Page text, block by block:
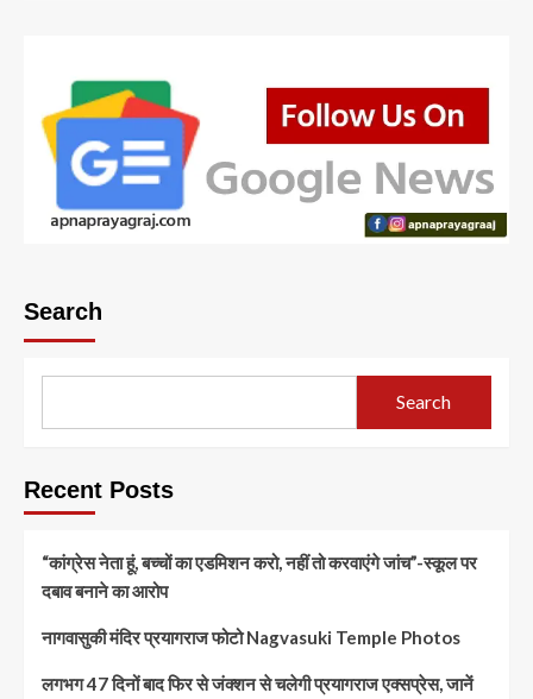
Search
Search
Recent Posts
“कांग्रेस नेता हूं, बच्चों का एडमिशन करो, नहीं तो करवाएंगे जांच”-स्कूल पर
दबाव बनाने का आरोप
नागवासुकी मंदिर प्रयागराज फोटो Nagvasuki Temple Photos
लगभग 47 दिनों बाद फिर से जंक्शन से चलेगी प्रयागराज एक्सप्रेस, जानें